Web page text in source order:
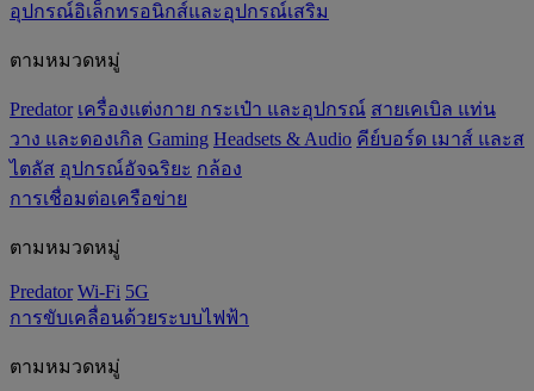
อุปกรณ์อิเล็กทรอนิกส์และอุปกรณ์เสริม
ตามหมวดหมู่
Predator เครื่องแต่งกาย กระเป๋า และอุปกรณ์ สายเคเบิล แท่น
วาง และดองเกิล Gaming ‌Headsets & Audio คีย์บอร์ด เมาส์ และส
ไตลัส อุปกรณ์อัจฉริยะ กล้อง
การเชื่อมต่อเครือข่าย
ตามหมวดหมู่
Predator Wi-Fi 5G
การขับเคลื่อนด้วยระบบไฟฟ้า
ตามหมวดหมู่